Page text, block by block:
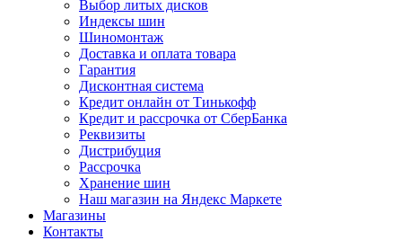
Выбор литых дисков
Индексы шин
Шиномонтаж
Доставка и оплата товара
Гарантия
Дисконтная система
Кредит онлайн от Тинькофф
Кредит и рассрочка от СберБанка
Реквизиты
Дистрибуция
Рассрочка
Хранение шин
Наш магазин на Яндекс Маркете
Магазины
Контакты